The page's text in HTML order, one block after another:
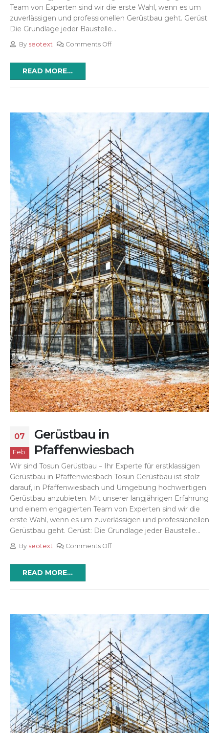
Team von Experten sind wir die erste Wahl, wenn es um
zuverlässigen und professionellen Gerüstbau geht. Gerüst:
Die Grundlage jeder Baustelle...
By seotext Comments Off
READ MORE...
07
Feb.
Gerüstbau in
Pfaffenwiesbach
Wir sind Tosun Gerüstbau – Ihr Experte für erstklassigen
Gerüstbau in Pfaffenwiesbach Tosun Gerüstbau ist stolz
darauf, in Pfaffenwiesbach und Umgebung hochwertigen
Gerüstbau anzubieten. Mit unserer langjährigen Erfahrung
und einem engagierten Team von Experten sind wir die
erste Wahl, wenn es um zuverlässigen und professionellen
Gerüstbau geht. Gerüst: Die Grundlage jeder Baustelle...
By seotext Comments Off
READ MORE...